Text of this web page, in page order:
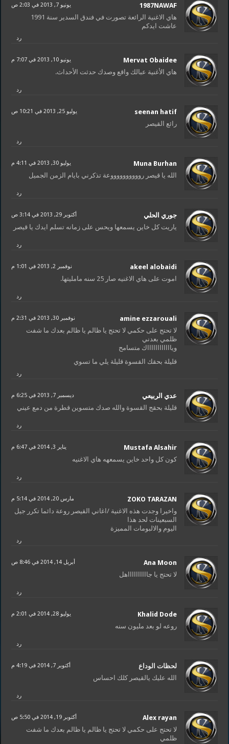
1987NAWAF يونيو 7, 2013 في 2:03 ص
هاي الاغنية الرائعة تصورت في فندق السدير سنة 1991
عاشت ايدكم
رد
Mervat Obaidee يونيو 10, 2013 في 7:07 م
هاي الأغنية عبالك واقع وصدك حدثت الأحداث.
رد
seenan hatif يوليو 25, 2013 في 10:21 ص
رائع القيصر
رد
Muna Burhan يوليو 30, 2013 في 4:11 م
الله يا قيصر رووووووووووعة تذكرني بايام الزمن ﺍﻟﺠﻤﻴﻞ
رد
جوري الحلي أكتوبر 29, 2013 في 3:14 ص
ياريت كل خاين يسمعها ويحس على زمانه تسلم ايدك يا قيصر
رد
akeel alobaidi نوفمبر 2, 2013 في 1:01 م
اموت على هاي الاغنيه صار 25 سنه مامليتها.
رد
amine ezzarouali نوفمبر 30, 2013 في 2:31 م
لا تحتج على حكمي لا تحتج يا ظالم يا ظالم بعدك ما شفت
ظلمي بعدني
ويااااااااااااك متسامح
قليلة بحقك القسوة قليلة يلي ما تسوي
رد
عدي الربيعي ديسمبر 7, 2013 في 6:25 م
قليلة بحقج القسوة والله صدك متسوين قطرة من دمع عيني
رد
Mustafa Alsahir يناير 3, 2014 في 6:47 م
كون كل واحد خاين يسمعهه هاي الاغنيه
رد
ZOKO TARAZAN مارس 20, 2014 في 5:14 م
واخيرا وجدت هذه الاغنية /اغاني القيصر روعة دائما تكرر جيل
السبعينات لحد هذا
اليوم والالبومات المميزة
رد
Ana Moon أبريل 14, 2014 في 8:46 ص
لا تحتج يا جااااااااااهل
رد
Khalid Dode يوليو 28, 2014 في 2:01 م
روعه لو بعد مليون سنه
رد
لحظات الوداع أكتوبر 7, 2014 في 4:19 م
الله عليك يالقيصر كلك احساس
رد
Alex rayan أكتوبر 19, 2014 في 5:50 ص
لا تحتج على حكمي لا تحتج يا ظالم يا ظالم بعدك ما شفت
ظلمي